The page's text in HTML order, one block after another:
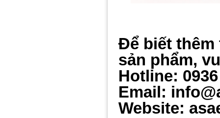
Để biết thêm
sản phẩm,
Hotline:
Email:
Website: